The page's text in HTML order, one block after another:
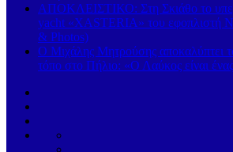
ΑΠΟΚΛΕΙΣΤΙΚΟ: Στη Σκιάθο το
yacht «XASTERIA» του εφοπλιστή
& Photos)
Ο Μιχάλης Μητρούσης αποκαλύπτει
τόπο στο Πήλιο: «Ο Λαύκος είναι